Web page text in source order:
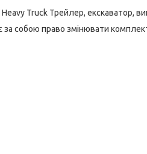
Truck Трейлер, екскаватор,
собою право змінювати